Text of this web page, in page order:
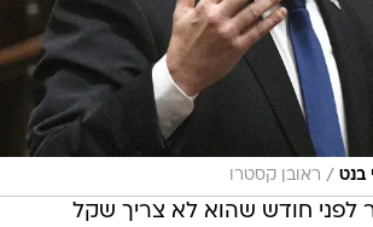
בנט / ראובן קסטרו
לפני חודש שהוא לא צריך שקל